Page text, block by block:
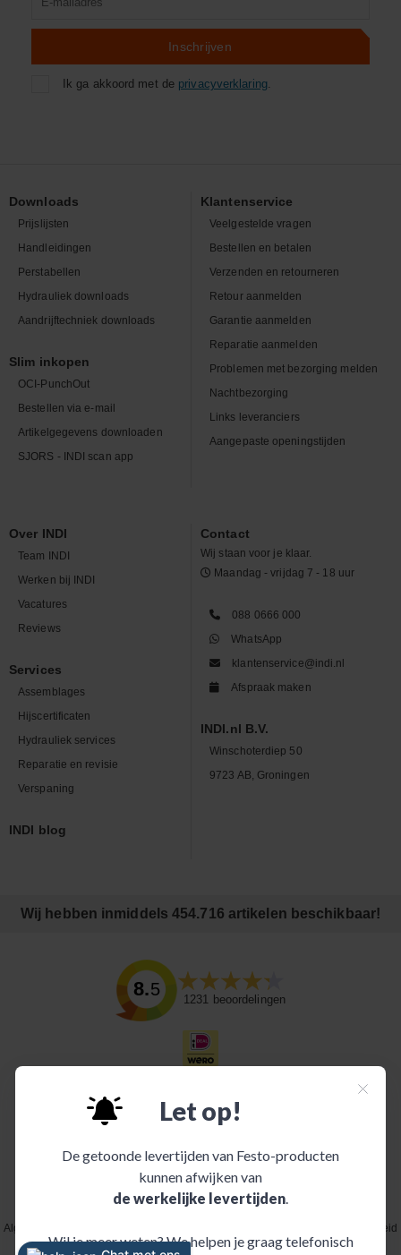
Inschrijven
Ik ga akkoord met de privacyverklaring.
Downloads
Prijslijsten
Handleidingen
Perstabellen
Hydrauliek downloads
Aandrijftechniek downloads
Slim inkopen
OCI-PunchOut
Bestellen via e-mail
Artikelgegevens downloaden
SJORS - INDI scan app
Klantenservice
Veelgestelde vragen
Bestellen en betalen
Verzenden en retourneren
Retour aanmelden
Garantie aanmelden
Reparatie aanmelden
Problemen met bezorging melden
Nachtbezorging
Links leveranciers
Aangepaste openingstijden
Over INDI
Team INDI
Werken bij INDI
Vacatures
Reviews
Services
Assemblages
Hijscertificaten
Hydrauliek services
Reparatie en revisie
Verspaning
INDI blog
Contact
Wij staan voor je klaar.
Maandag - vrijdag 7 - 18 uur
088 0666 000
WhatsApp
klantenservice@indi.nl
Afspraak maken
INDI.nl B.V.
Winschoterdiep 50
9723 AB, Groningen
Wij hebben inmiddels 454.716 artikelen beschikbaar!
8.5
1231 beoordelingen
Algemene voorwaarden
Privacybeleid
|
Cookiebeleid |Informatie over INDI